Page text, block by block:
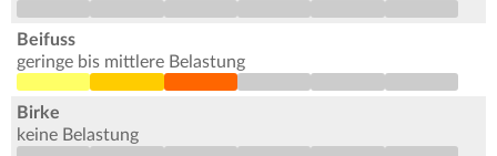
Beifuss
geringe bis mittlere Belastung
Birke
keine Belastung